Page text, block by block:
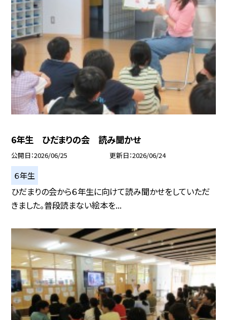
6年生 ひだまりの会 読み聞かせ
公開日 2026/06/25 更新日 2026/06/24
６年生
ひだまりの会から６年生に向けて読み聞かせをしていただ
きました。普段読まない絵本を...